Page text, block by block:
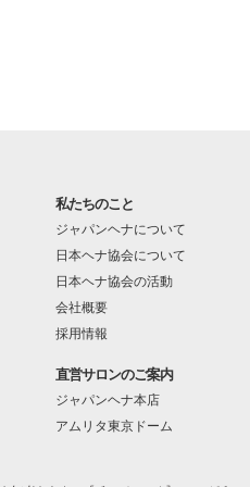
私たちのこと
ジャパンヘナについて
日本ヘナ協会について
日本ヘナ協会の活動
会社概要
採用情報
直営サロンのご案内
ジャパンヘナ本店
アムリタ東京ドーム